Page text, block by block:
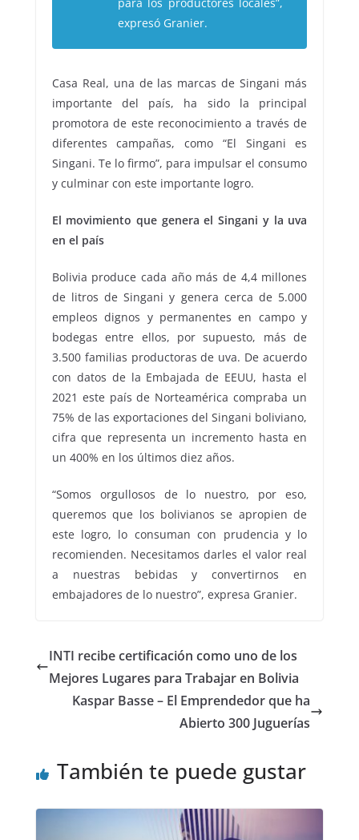
para los productores locales”,
expresó Granier.
Casa Real, una de las marcas de Singani más
importante del país, ha sido la principal
promotora de este reconocimiento a través de
diferentes campañas, como “El Singani es
Singani. Te lo firmo”, para impulsar el consumo
y culminar con este importante logro.
El movimiento que genera el Singani y la uva
en el país
Bolivia produce cada año más de 4,4 millones
de litros de Singani y genera cerca de 5.000
empleos dignos y permanentes en campo y
bodegas entre ellos, por supuesto, más de
3.500 familias productoras de uva. De acuerdo
con datos de la Embajada de EEUU, hasta el
2021 este país de Norteamérica compraba un
75% de las exportaciones del Singani boliviano,
cifra que representa un incremento hasta en
un 400% en los últimos diez años.
“Somos orgullosos de lo nuestro, por eso,
queremos que los bolivianos se apropien de
este logro, lo consuman con prudencia y lo
recomienden. Necesitamos darles el valor real
a nuestras bebidas y convertirnos en
embajadores de lo nuestro”, expresa Granier.
INTI recibe certificación como uno de los
Mejores Lugares para Trabajar en Bolivia
Kaspar Basse – El Emprendedor que ha
Abierto 300 Juguerías
También te puede gustar